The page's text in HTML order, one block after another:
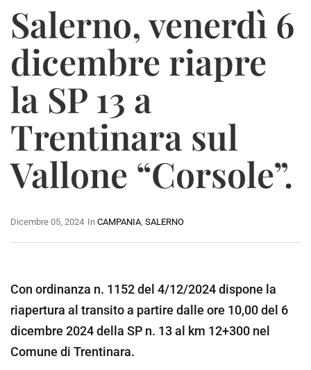
Salerno, venerdì 6
dicembre riapre
la SP 13 a
Trentinara sul
Vallone “Corsole”.
In CAMPANIA, SALERNO
Dicembre 05, 2024
Con ordinanza n. 1152 del 4/12/2024 dispone la
riapertura al transito a partire dalle ore 10,00 del 6
dicembre 2024 della SP n. 13 al km 12+300 nel
Comune di Trentinara.